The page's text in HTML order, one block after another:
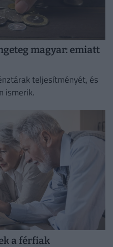
magyar: emiatt
teljesítményét, és
ismerik.
a férfiak